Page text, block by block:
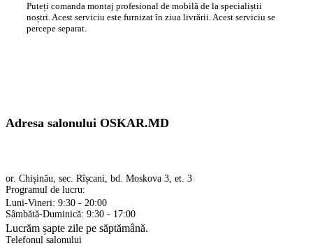
Puteți comanda montaj profesional de mobilă de la specialiștii
noștri. Acest serviciu este furnizat în ziua livrării. Acest serviciu se
percepe separat.
Adresa salonului OSKAR.MD
or. Chișinău, sec. Rîșcani, bd. Moskova 3, et. 3
Programul de lucru:
Luni-Vineri: 9:30 - 20:00
Sâmbătă-Duminică: 9:30 - 17:00
Lucrăm șapte zile pe săptămână.
Telefonul salonului